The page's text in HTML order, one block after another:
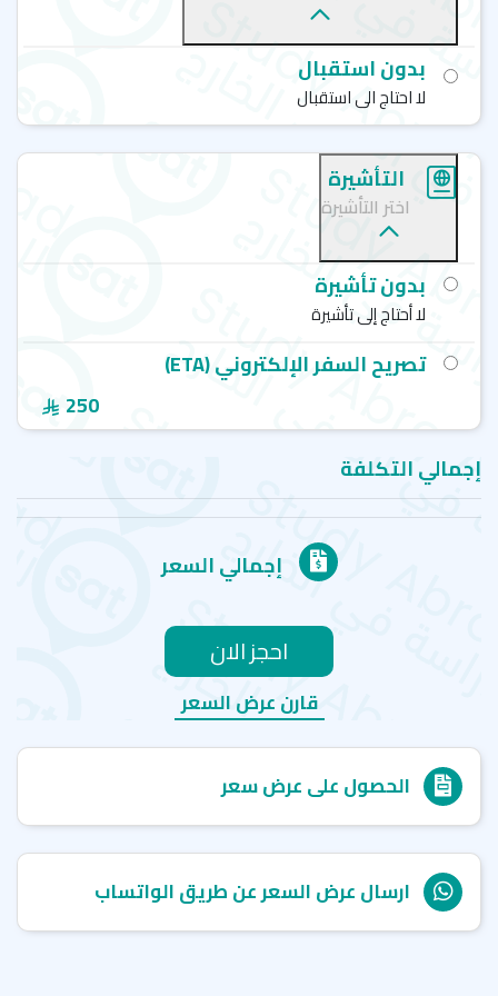
دورة اللغة الإنجليزية في الأعمال
يمكنك اختيار افضل دورة لتعلم اللغة الانجليزية من بين الدورات
التي يُقدمها المعهد بالتعاون مع شركة سات للاستشارات
الأكاديمية
بدون استقبال
لا احتاج الى استقبال
التأشيرة
اختر التأشيرة
بدون تأشيرة
لا أحتاج إلى تأشيرة
تصريح السفر الإلكتروني (ETA)
250
إجمالي التكلفة
إجمالي السعر
احجز الان
قارن عرض السعر
الحصول على عرض سعر
ارسال عرض السعر عن طريق الواتساب